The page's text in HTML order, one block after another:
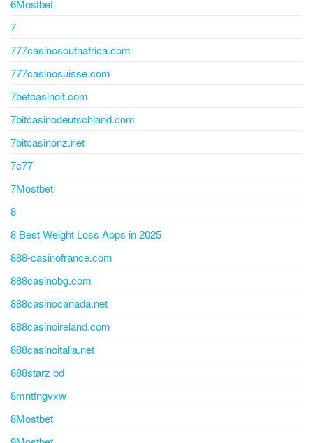
6Mostbet
7
777casinosouthafrica.com
777casinosuisse.com
7betcasinoit.com
7bitcasinodeutschland.com
7bitcasinonz.net
7c77
7Mostbet
8
8 Best Weight Loss Apps in 2025
888-casinofrance.com
888casinobg.com
888casinocanada.net
888casinoireland.com
888casinoitalia.net
888starz bd
8mntfngvxw
8Mostbet